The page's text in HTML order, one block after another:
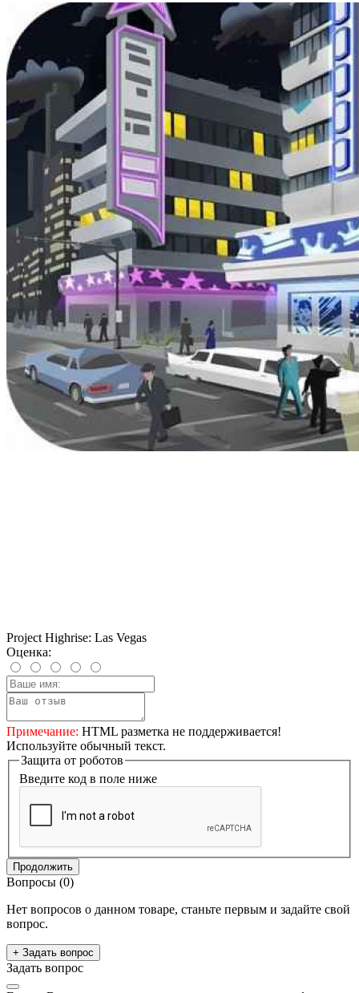
Project Highrise: Las Vegas
Оценка:
Примечание: HTML разметка не поддерживается!
Используйте обычный текст.
Защита от роботов
Введите код в поле ниже
Продолжить
Вопросы (0)
Нет вопросов о данном товаре, станьте первым и задайте свой
вопрос.
+ Задать вопрос
Задать вопрос